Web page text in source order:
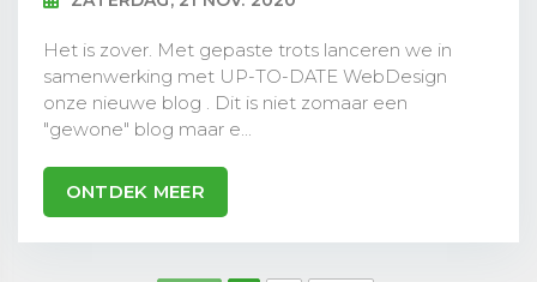
Het is zover. Met gepaste trots lanceren we in
samenwerking met UP-TO-DATE WebDesign
onze nieuwe blog . Dit is niet zomaar een
"gewone" blog maar e...
ONTDEK MEER